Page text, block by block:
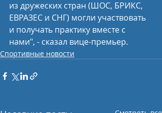
из дружеских стран (ШОС, БРИКС,
ЕВРАЗЕС и СНГ) могли участвовать
и получать практику вместе с
нами", - сказал вице-премьер.
Спортивные новости